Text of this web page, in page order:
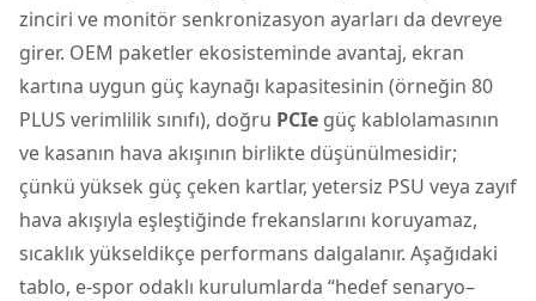
zinciri ve monitör senkronizasyon ayarları da devreye
girer. OEM paketler ekosisteminde avantaj, ekran
kartına uygun güç kaynağı kapasitesinin (örneğin 80
PLUS verimlilik sınıfı), doğru PCIe güç kablolamasının
ve kasanın hava akışının birlikte düşünülmesidir;
çünkü yüksek güç çeken kartlar, yetersiz PSU veya zayıf
hava akışıyla eşleştiğinde frekanslarını koruyamaz,
sıcaklık yükseldikçe performans dalgalanır. Aşağıdaki
tablo, e-spor odaklı kurulumlarda “hedef senaryo–